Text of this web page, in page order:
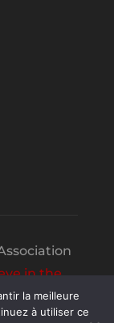
in the
la meilleure
à utiliser ce